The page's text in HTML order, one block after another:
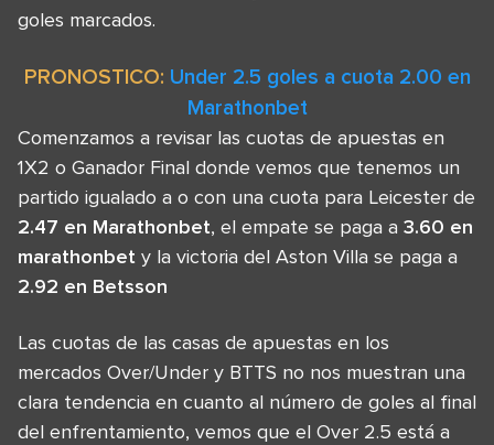
goles marcados.
PRONOSTICO: Under 2.5 goles a cuota 2.00 en
Marathonbet
Comenzamos a revisar las cuotas de apuestas en
1X2 o Ganador Final donde vemos que tenemos un
partido igualado a o con una cuota para Leicester de
2.47 en Marathonbet, el empate se paga a 3.60 en
marathonbet y la victoria del Aston Villa se paga a
2.92 en Betsson
Las cuotas de las casas de apuestas en los
mercados Over/Under y BTTS no nos muestran una
clara tendencia en cuanto al número de goles al final
del enfrentamiento, vemos que el Over 2.5 está a